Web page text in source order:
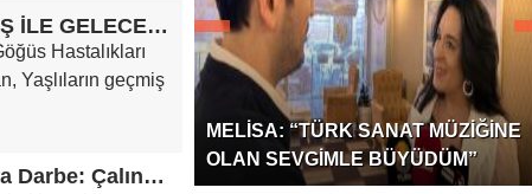
DR TURAN, “YAŞLILARIMIZ GEÇMİŞ İLE GELECEK ARASINDA KÖPRÜ GÖREVİ GÖRÜR”
Hastalıkları
Yaşlıların geçmiş
Şanlıurfa Jandarmasından Hırsızlara Darbe: Çalınan 6 Milyon TL’lik Elektrik Kablosu Ele Geçirildi
MELISA: “TÜRK SANAT MÜZIĞINE
OLAN SEVGIMLE BÜYÜDÜM”